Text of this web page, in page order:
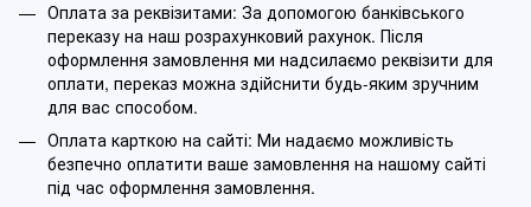
Оплата за реквізитами: За допомогою банківського
переказу на наш розрахунковий рахунок. Після
оформлення замовлення ми надсилаємо реквізити для
оплати, переказ можна здійснити будь-яким зручним
для вас способом.
Оплата карткою на сайті: Ми надаємо можливість
безпечно оплатити ваше замовлення на нашому сайті
під час оформлення замовлення.